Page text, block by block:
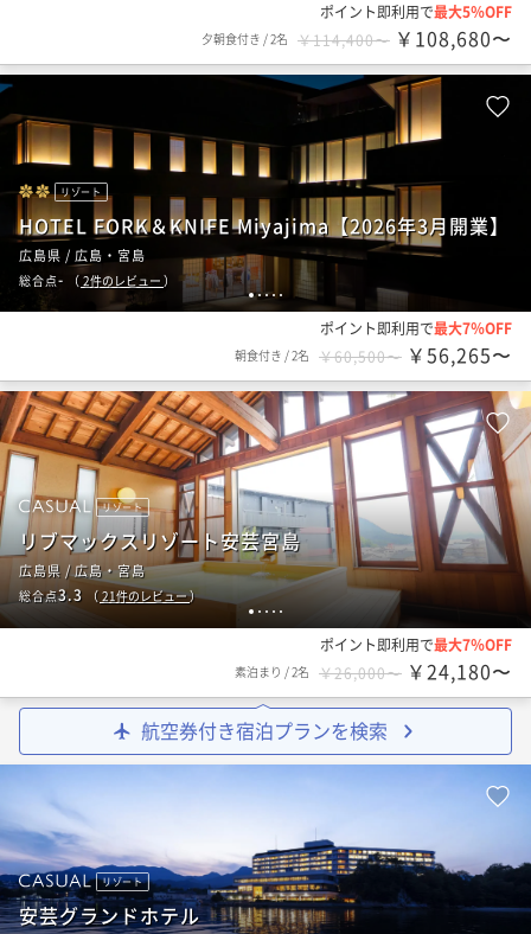
ポイント即利用で最大5％OFF
夕朝食付き /2名 ￥114,400〜 ￥108,680〜
12345
リゾート
HOTEL FORK＆KNIFE Miyajima【2026年3月開業】
広島県 / 広島・宮島
総合点- （ 2件のレビュー ）
ポイント即利用で最大7％OFF
朝食付き /2名 ￥60,500〜 ￥56,265〜
1 2 3 4 5
リゾート
リブマックスリゾート安芸宮島
広島県 / 広島・宮島
総合点3.3 （ 21件のレビュー）
ポイント即利用で最大7％OFF
素泊まり /2名 ￥26,000〜 ￥24,180〜
航空券付き宿泊プランを検索
リゾート
安芸グランドホテル